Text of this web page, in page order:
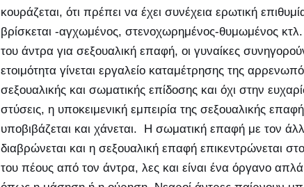
κουράζεται, ότι πρέπει να έχει συνέχεια ερωτική
βρίσκεται -αγχωμένος, στενοχωρημένος-θυμωμένος
του άντρα για σεξουαλική επαφή, οι γυναίκες
ετοιμότητα γίνεται εργαλείο καταμέτρησης της
σεξουαλικής και σωματικής επίδοσης και όχι στην
στύσεις, η υποκειμενική εμπειρία της σεξουαλικής
υποβιβάζεται και χάνεται. Η σωματική επαφή με τον
διαβρώνεται και η σεξουαλική επαφή επικεντρώνεται
του πέους από τον άντρα, λες και είναι ένα όργανο